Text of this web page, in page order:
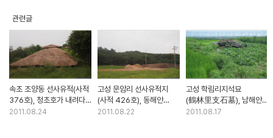
관련글
속초 조양동 선사유적(사적
376호), 청초호가 내려다
보이는 선사시대 주거 유적
2011.08.24
고성 문암리 선사유적지
(사적 426호), 동해안
신석기시대 유적지
2011.08.22
고성 학림리지석묘
(鶴林里支石墓), 남해안
가까이 위치하고 있는
2011.08.17